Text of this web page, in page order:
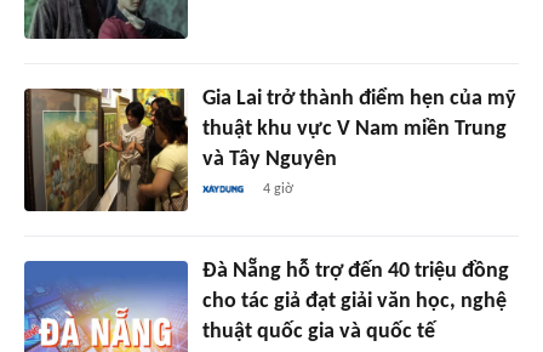
Gia Lai trở thành điểm hẹn của mỹ
thuật khu vực V Nam miền Trung
và Tây Nguyên
4 giờ
Đà Nẵng hỗ trợ đến 40 triệu đồng
cho tác giả đạt giải văn học, nghệ
thuật quốc gia và quốc tế